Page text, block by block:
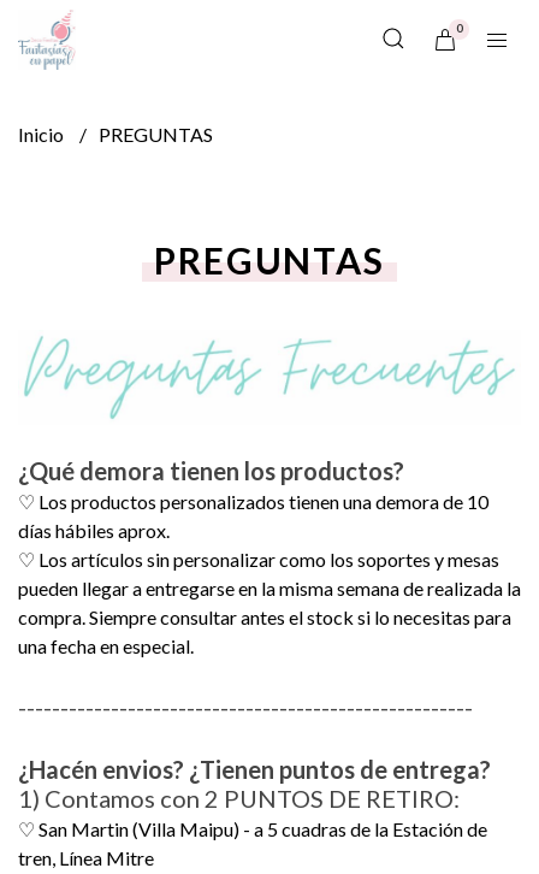
0
Inicio PREGUNTAS
PREGUNTAS
¿Qué demora tienen los productos?
♡ Los productos personalizados tienen una demora de 10
días hábiles aprox.
♡ Los artículos sin personalizar como los soportes y mesas
pueden llegar a entregarse en la misma semana de realizada la
compra. Siempre consultar antes el stock si lo necesitas para
una fecha en especial.
------------------------------------------------------
¿Hacén envios? ¿Tienen puntos de entrega?
1) Contamos con 2 PUNTOS DE RETIRO:
♡ San Martin (Villa Maipu) - a 5 cuadras de la Estación de
tren, Línea Mitre